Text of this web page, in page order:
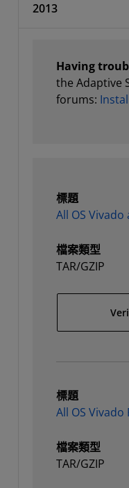
2013
Having
the Adaptive
forums:
標題
All OS
檔案類型
TAR/GZIP
標題
All OS Vivado
檔案類型
TAR/GZIP